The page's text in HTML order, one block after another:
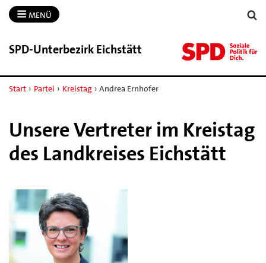
MENÜ
SPD-​Unterbezirk Eichstätt
Start › Partei › Kreistag › Andrea Ernhofer
Unsere Vertreter im Kreistag
des Landkreises Eichstätt